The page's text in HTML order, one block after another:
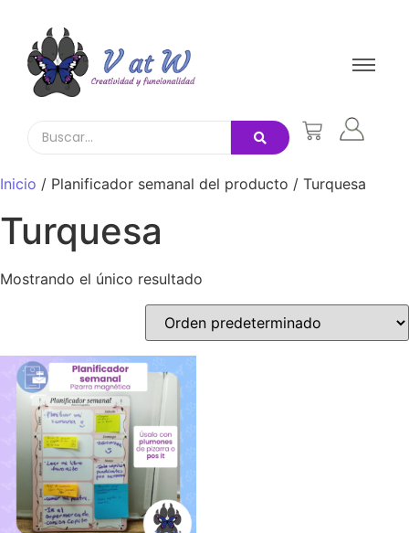
Inicio / Planificador semanal del producto / Turquesa
Turquesa
Mostrando el único resultado